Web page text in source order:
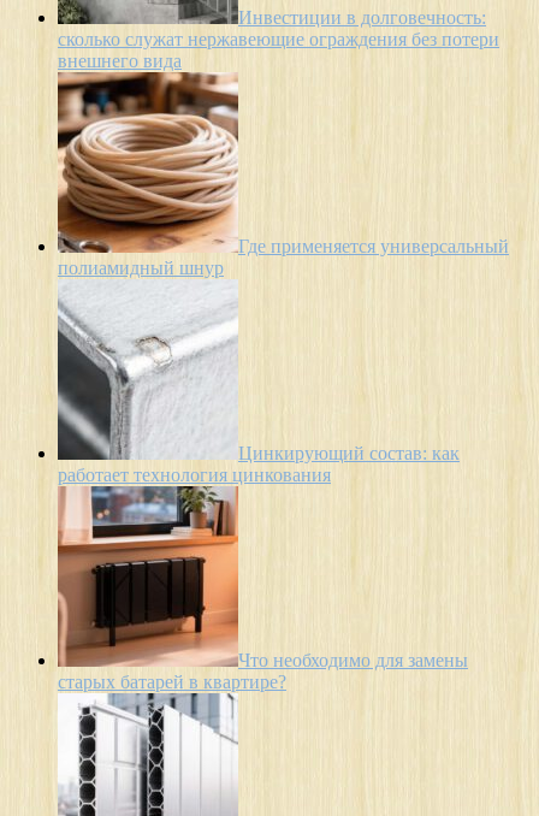
Инвестиции в долговечность:
сколько служат нержавеющие ограждения без потери
внешнего вида
Где применяется универсальный
полиамидный шнур
Цинкирующий состав: как
работает технология цинкования
Что необходимо для замены
старых батарей в квартире?